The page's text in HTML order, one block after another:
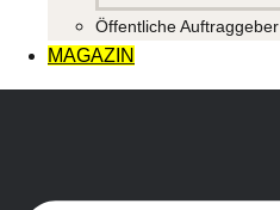
Öffentliche Auftraggeber
MAGAZIN